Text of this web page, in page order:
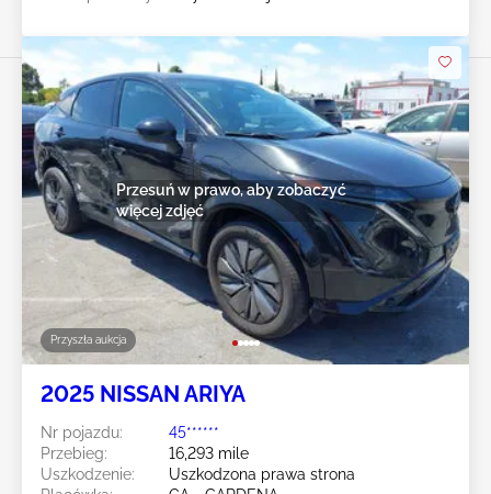
Przyszła aukcja
Przesuń w prawo, aby zobaczyć
więcej zdjęć
2025 NISSAN ARIYA
Nr pojazdu:
45******
Przebieg:
16,293 mile
Uszkodzenie:
Uszkodzona prawa strona